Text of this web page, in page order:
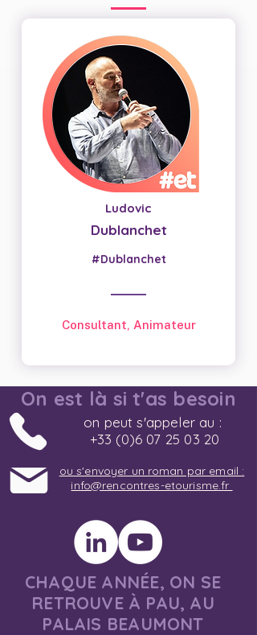
Ludovic
Dublanchet
#Dublanchet
Consultant, Animateur
On est là si t'as besoin
on peut s'appeler au :
+33 (0)6 07 25 03 20
ou s'envoyer un roman par email :
info@rencontres-etourisme.fr
CHAQUE ANNÉE, ON SE
RETROUVE À PAU, AU
PALAIS BEAUMONT